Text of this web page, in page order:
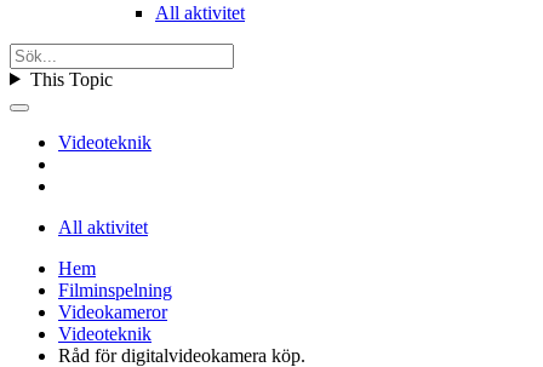
All aktivitet
This Topic
Videoteknik
All aktivitet
Hem
Filminspelning
Videokameror
Videoteknik
Råd för digitalvideokamera köp.